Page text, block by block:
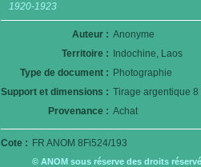
1920-1923
Auteur : Anonyme
Territoire :
Indochine, Laos
Type de document : Photographie
Support et dimensions : Tirage argentique 8
Provenance : Achat
Cote : FR ANOM 8Fi524/193
© ANOM sous réserve des droits